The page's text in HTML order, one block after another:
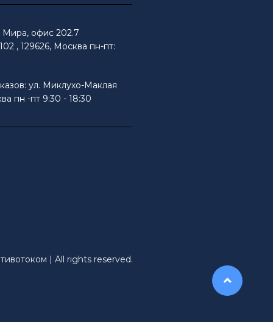
офис 202.7
, 129626, Москва пн-пт:
ул. Миклухо-Маклая
пн -пт 9:30 - 18:30
| All rights reserved.